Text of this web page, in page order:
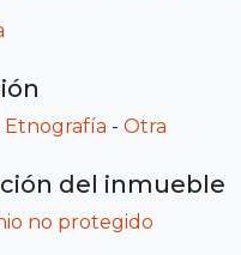
Etnografía - Otra
del inmueble
no protegido